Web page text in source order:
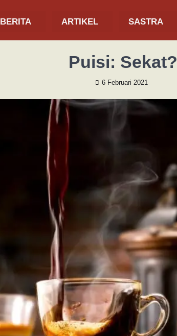
BERITA ARTIKEL SASTRA
Puisi: Sekat?
6 Februari 2021